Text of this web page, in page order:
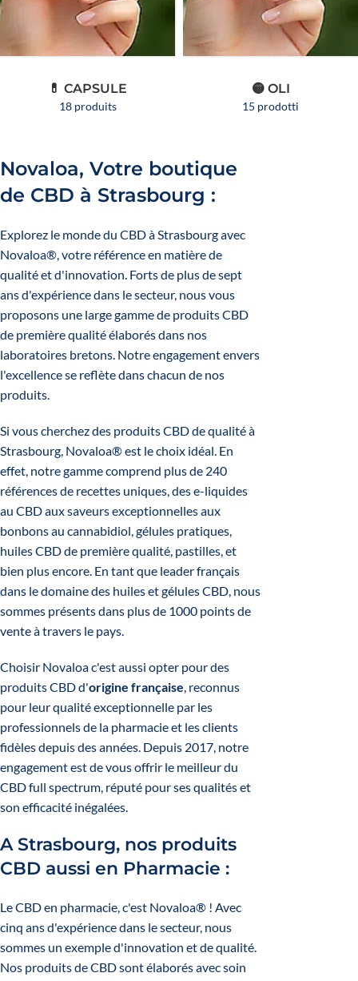
💊 CAPSULE
18 produits
🟡 OLI
15 prodotti
Novaloa, Votre boutique
de CBD à Strasbourg :
Explorez le monde du CBDà Strasbourg avec
Novaloa®, votre référence en matière de
qualité et d'innovation. Forts de plus de sept
ans d'expérience dans le secteur, nous vous
proposons une large gamme de produits CBD
de première qualité élaborés dans nos
laboratoires bretons. Notre engagement envers
l'excellence se reflète dans chacun de nos
produits.
Si vous cherchez des produits CBD de qualité à
Strasbourg, Novaloa® est le choix idéal. En
effet, notre gamme comprend plus de 240
références de recettes uniques, des e-liquides
au CBD aux saveurs exceptionnelles aux
bonbons au cannabidiol, gélules pratiques,
huiles CBD de première qualité, pastilles, et
bien plus encore. En tant que leader français
dans le domaine des huiles et gélules CBD, nous
sommes présents dans plus de 1000 points de
vente à travers le pays.
Choisir Novaloa c'est aussi opter pour des
produits CBD d'origine française, reconnus
pour leur qualité exceptionnelle par les
professionnels de la pharmacie et les clients
fidèles depuis des années. Depuis 2017, notre
engagement est de vous offrir le meilleur du
CBD full spectrum, réputé pour ses qualités et
son efficacité inégalées.
A Strasbourg, nos produits
CBD aussi en Pharmacie :
Le CBD en pharmacie, c'est Novaloa® ! Avec
cinq ans d'expérience dans le secteur, nous
sommes un exemple d'innovation et de qualité.
Nos produits de CBD sont élaborés avec soin